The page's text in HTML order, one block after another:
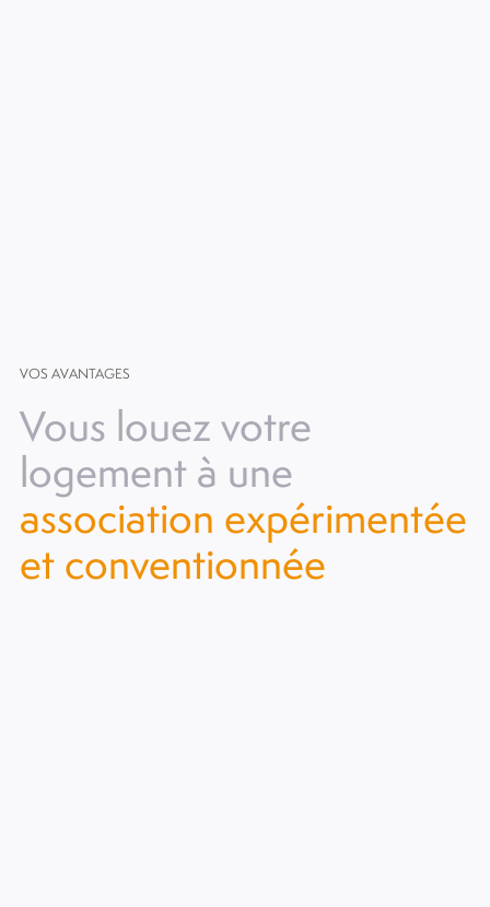
VOS AVANTAGES
Vous louez votre
logement à une
association expérimentée
et conventionnée